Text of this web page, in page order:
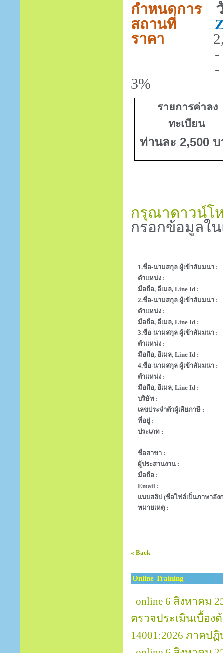
กำหนดการ
สถานที่
ราคา 2
- ราคายั
3%
รายการค่าลง
ทะเบียน
ท่านละ 2,500
กรุณาดาวน์โ
กรอกข้อมูลใ
1.ชื่อ-นามสกุล ผู้เข้าสัมมนา :
ตำแหน่ง :
มือถือ, อีเมล, Line Id :
2.ชื่อ-นามสกุล ผู้เข้าสัมมนา :
ตำแหน่ง :
มือถือ, อีเมล, Line Id :
3.ชื่อ-นามสกุล ผู้เข้าสัมมนา :
ตำแหน่ง :
มือถือ, อีเมล, Line Id :
4.ชื่อ-นามสกุล ผู้เข้าสัมมนา :
ตำแหน่ง :
มือถือ, อีเมล, Line Id :
บริษัท :
เลขประจำตัวผู้เสียภาษี :
ที่อยู่ :
ประเภท :
ชื่อสาขา :
ผู้ประสานงาน :
มือถือ :
Email :
แนบสลิป (ชือไฟล์เป็นภาษาอัง
หมายเหตุ :
« Back
Online Training
online 6 สิงหาคม
ตรวจประเมินเบื้อง
14001:2026 ภาคป